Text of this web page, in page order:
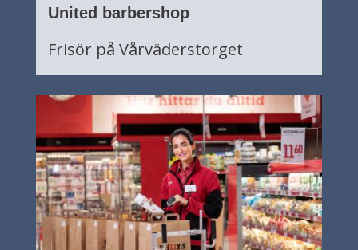
United barbershop
Frisör på Vårväderstorget